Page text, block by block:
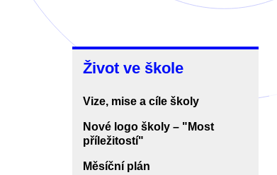
Život
škole
Život ve škole
Vize, mise a cíle školy
Nové logo školy – "Most
příležitostí"
Měsíční plán